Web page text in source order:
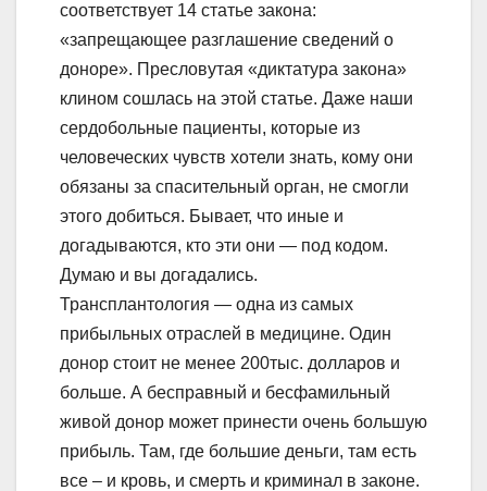
соответствует 14 статье закона:
«запрещающее разглашение сведений о
доноре». Пресловутая «диктатура закона»
клином сошлась на этой статье. Даже наши
сердобольные пациенты, которые из
человеческих чувств хотели знать, кому они
обязаны за спасительный орган, не смогли
этого добиться. Бывает, что иные и
догадываются, кто эти они — под кодом.
Думаю и вы догадались.
Трансплантология — одна из самых
прибыльных отраслей в медицине. Один
донор стоит не менее 200тыс. долларов и
больше. А бесправный и бесфамильный
живой донор может принести очень большую
прибыль. Там, где большие деньги, там есть
все – и кровь, и смерть и криминал в законе.